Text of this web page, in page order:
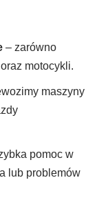
– zarówno
motocykli.
maszyny
pomoc w
lub problemów